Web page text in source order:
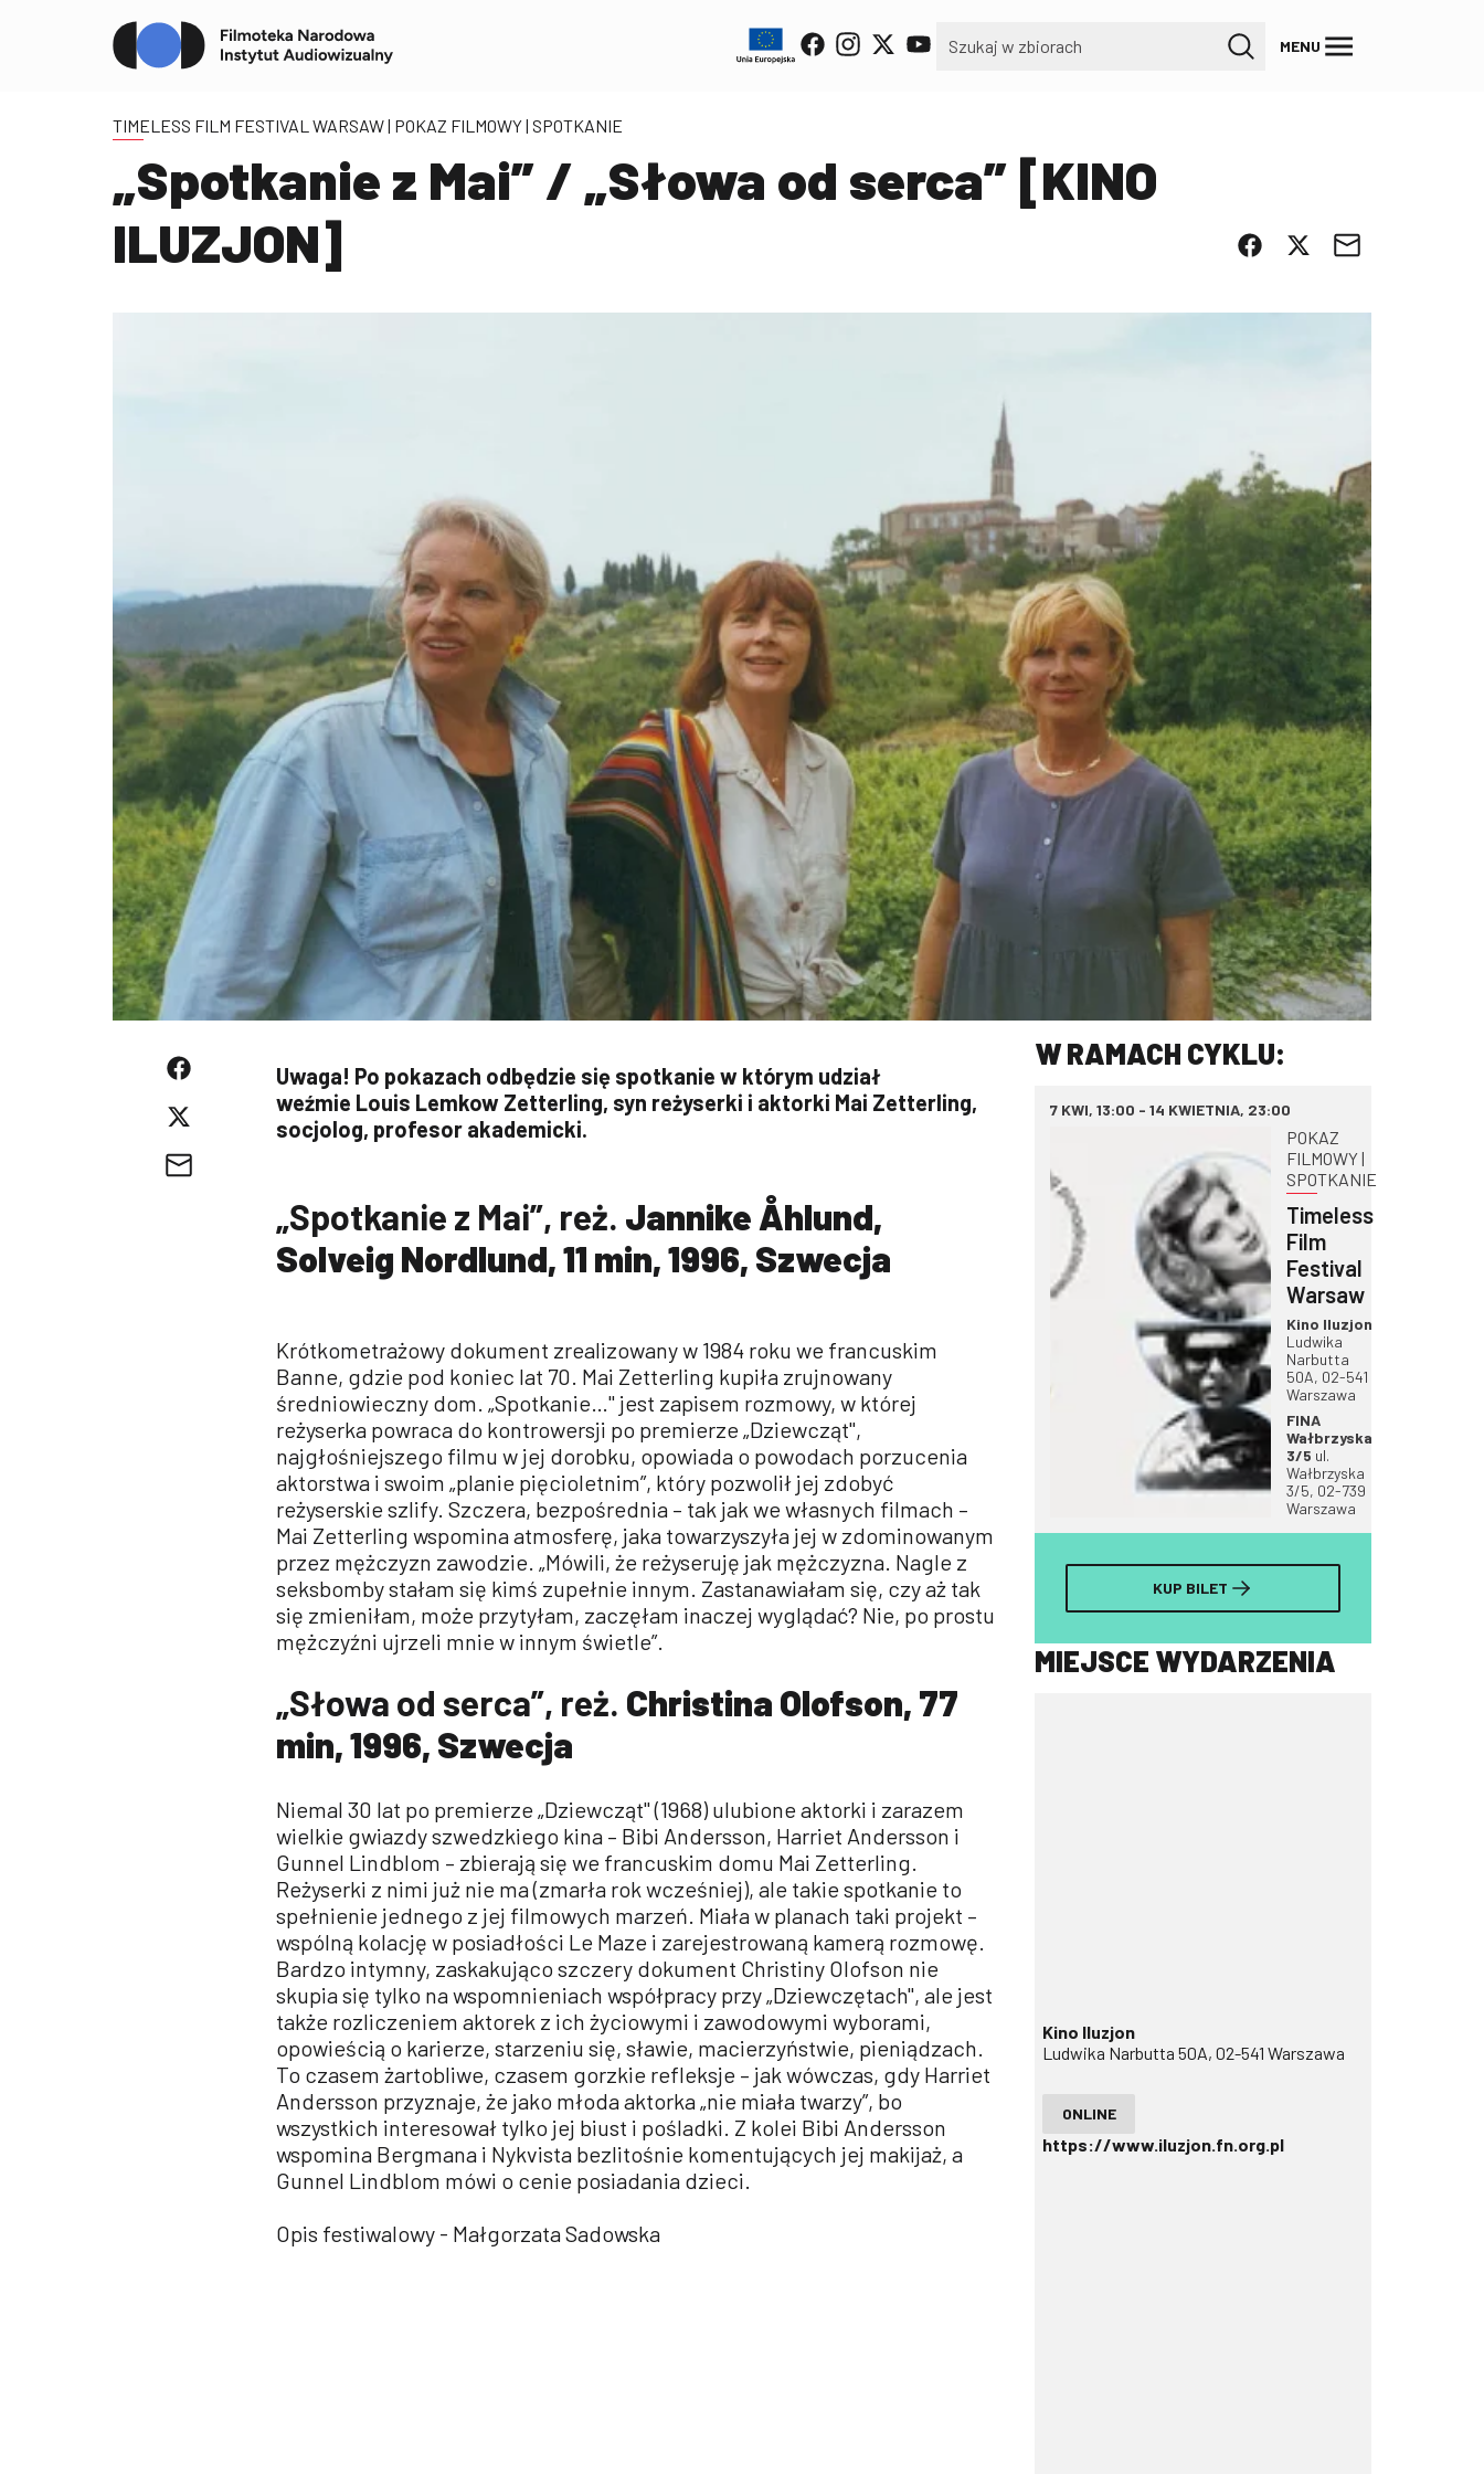
MENU
TIMELESS FILM FESTIVAL WARSAW| POKAZ FILMOWY | SPOTKANIE
„Spotkanie z Mai” / „Słowa od serca” [KINO
ILUZJON]
Uwaga! Po pokazach odbędzie się spotkanie w którym udział
weźmie Louis Lemkow Zetterling, syn reżyserki i aktorki Mai Zetterling,
socjolog, profesor akademicki.
„Spotkanie z Mai”, reż. Jannike Åhlund,
Solveig Nordlund, 11 min, 1996, Szwecja
Krótkometrażowy dokument zrealizowany w 1984 roku we francuskim
Banne, gdzie pod koniec lat 70. Mai Zetterling kupiła zrujnowany
średniowieczny dom. „Spotkanie…" jest zapisem rozmowy, w której
reżyserka powraca do kontrowersji po premierze „Dziewcząt",
najgłośniejszego filmu w jej dorobku, opowiada o powodach porzucenia
aktorstwa i swoim „planie pięcioletnim”, który pozwolił jej zdobyć
reżyserskie szlify. Szczera, bezpośrednia – tak jak we własnych filmach –
Mai Zetterling wspomina atmosferę, jaka towarzyszyła jej w zdominowanym
przez mężczyzn zawodzie. „Mówili, że reżyseruję jak mężczyzna. Nagle z
seksbomby stałam się kimś zupełnie innym. Zastanawiałam się, czy aż tak
się zmieniłam, może przytyłam, zaczęłam inaczej wyglądać? Nie, po prostu
mężczyźni ujrzeli mnie w innym świetle”.
„Słowa od serca”, reż. Christina Olofson, 77
min, 1996, Szwecja
Niemal 30 lat po premierze „Dziewcząt" (1968) ulubione aktorki i zarazem
wielkie gwiazdy szwedzkiego kina – Bibi Andersson, Harriet Andersson i
Gunnel Lindblom – zbierają się we francuskim domu Mai Zetterling.
Reżyserki z nimi już nie ma (zmarła rok wcześniej), ale takie spotkanie to
spełnienie jednego z jej filmowych marzeń. Miała w planach taki projekt –
wspólną kolację w posiadłości Le Maze i zarejestrowaną kamerą rozmowę.
Bardzo intymny, zaskakująco szczery dokument Christiny Olofson nie
skupia się tylko na wspomnieniach współpracy przy „Dziewczętach", ale jest
także rozliczeniem aktorek z ich życiowymi i zawodowymi wyborami,
opowieścią o karierze, starzeniu się, sławie, macierzyństwie, pieniądzach.
To czasem żartobliwe, czasem gorzkie refleksje – jak wówczas, gdy Harriet
Andersson przyznaje, że jako młoda aktorka „nie miała twarzy”, bo
wszystkich interesował tylko jej biust i pośladki. Z kolei Bibi Andersson
wspomina Bergmana i Nykvista bezlitośnie komentujących jej makijaż, a
Gunnel Lindblom mówi o cenie posiadania dzieci.
Opis festiwalowy - Małgorzata Sadowska
W RAMACH CYKLU:
7 KWI, 13:00 - 14 KWIETNIA, 23:00
POKAZ
FILMOWY |
SPOTKANIE
Timeless
Film
Festival
Warsaw
Kino Iluzjon
Ludwika
Narbutta
50A, 02-541
Warszawa
FINA
Wałbrzyska
3/5 ul.
Wałbrzyska
3/5, 02-739
Warszawa
KUP BILET
MIEJSCE WYDARZENIA
Kino Iluzjon
Ludwika Narbutta 50A, 02-541 Warszawa
ONLINE
https://www.iluzjon.fn.org.pl